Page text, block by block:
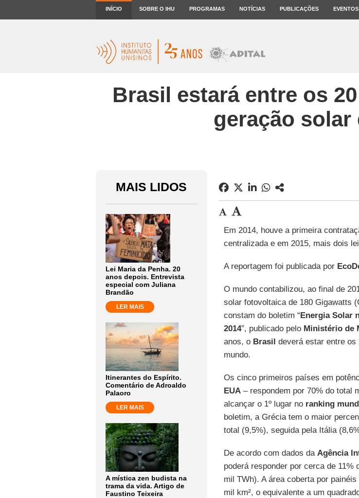
INÍCIO SOBRE O IHU PROGRAMAS NOTÍCIAS PUBLICAÇÕES EVENTOS
Brasil estará entre os
geração solar
MAIS LIDOS
Lei Maria da Penha. 20
anos depois. Entrevista
especial com Juliana
Brandão
LER MAIS
Itinerantes do Espírito.
Comentário de Adroaldo
Palaoro
LER MAIS
A mística zen budista na
trama da vida. Artigo de
Faustino Teixeira
Em 2014, houve a primeira
centralizada e em 2015, mais dois
A reportagem foi publicada por
O mundo contabilizou, ao final de
solar fotovoltaica de 180 Gigawatts
constam do boletim “Energia Solar
2014”, publicado peloMinistério de
anos, oBrasil deverá estar entre
mundo.
Os cinco primeiros países em
EUA– respondem por 70% do total
alcançar o 1º lugar no ranking
boletim, a Grécia tem o maior
total (9,5%), seguida pela Itália
De acordo com dados da Agência
poderá responder por cerca de 11%
mil TWh). A área coberta por
mil km², o equivalente a um